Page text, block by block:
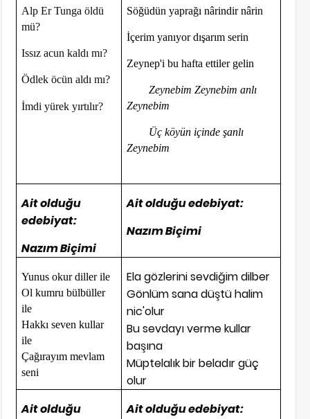
Alp Er Tunga öldü
mü?
Issız acun kaldı mı?
Ödlek öcün aldı mı?
İmdi yürek yırtılır?
Söğüdün yaprağı nârindir nârin
İçerim yanıyor dışarım serin
Zeynep'i bu hafta ettiler gelin
Zeynebim Zeynebim anlı
Zeynebim
Üç köyün içinde şanlı
Zeynebim
Ait olduğu
edebiyat:
Nazım Biçimi
Ait olduğu edebiyat:
Nazım Biçimi
Yunus okur diller ile
Ol kumru bülbüller
ile
Hakkı seven kullar
ile
Çağırayım mevlam
seni
Ela gözlerini sevdiğim dilber
Gönlüm sana düştü halim
nic'olur
Bu sevdayı verme kullar
başına
Müptelalık bir beladır güç
olur
Ait olduğu
Ait olduğu edebiyat: